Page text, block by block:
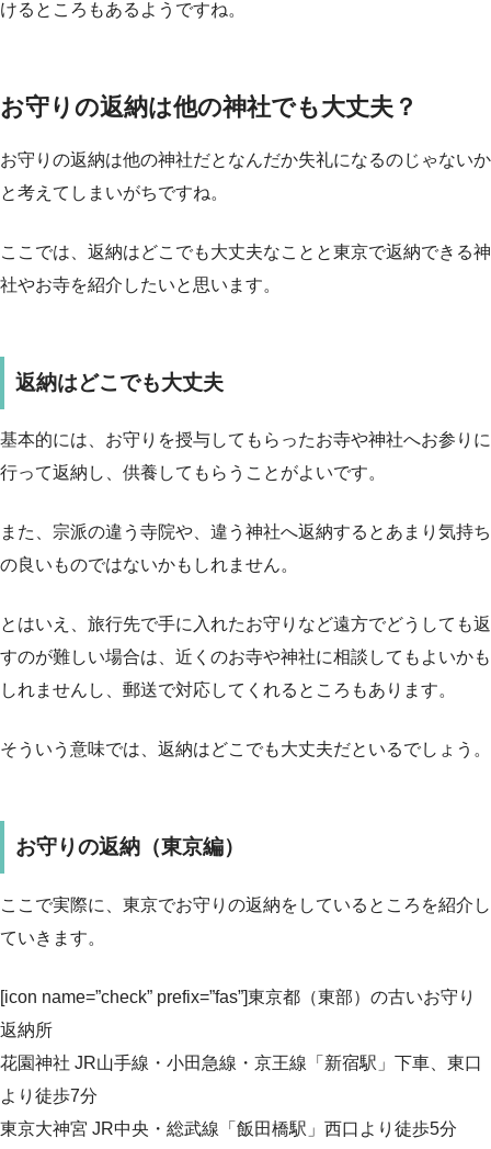
けるところもあるようですね。
お守りの返納は他の神社でも大丈夫？
お守りの返納は他の神社だとなんだか失礼になるのじゃないか
と考えてしまいがちですね。
ここでは、返納はどこでも大丈夫なことと東京で返納できる神
社やお寺を紹介したいと思います。
返納はどこでも大丈夫
基本的には、 お守りを授与してもらったお寺や神社へお参りに
行って返納し、供養してもらうことがよいです。
また、宗派の違う寺院や、違う神社へ返納するとあまり気持ち
の良いものではないかもしれません。
とはいえ、旅行先で手に入れたお守りなど遠方でどうしても返
すのが難しい場合は、近くのお寺や神社に相談してもよいかも
しれませんし、郵送で対応してくれるところもあります。
そういう意味では、返納はどこでも大丈夫だといるでしょう。
お守りの返納（東京編）
ここで実際に、東京でお守りの返納をしているところを紹介し
ていきます。
[icon name=”check” prefix=”fas”]東京都（東部）の古いお守り
返納所
花園神社 JR山手線・小田急線・京王線「新宿駅」下車、東口
より徒歩7分
東京大神宮 JR中央・総武線「飯田橋駅」西口より徒歩5分